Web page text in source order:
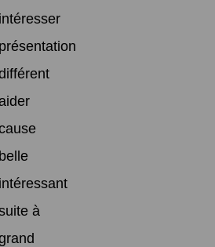
intéresser
présentation
belle
intéressant
à